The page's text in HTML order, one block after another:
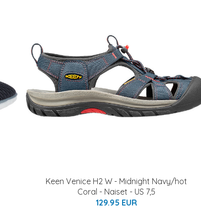
Keen Venice H2 W - Midnight Navy/hot
Coral - Naiset - US 7,5
129.95 EUR